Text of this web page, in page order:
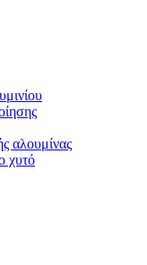
αλουμίνας
χυτό